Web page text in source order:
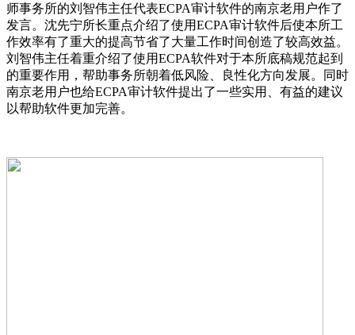
师事务所的刘智伟主任代表ECPA审计软件的南京老用户作了
发言。沈先宁所长重点介绍了使用ECPA审计软件后使本所工
作效率有了重大的提高节省了大量工作时间创造了较高效益。
刘智伟主任着重介绍了使用ECPA软件对于本所底稿规范起到
的重要作用，帮助事务所朝着低风险、良性化方向发展。同时
南京老用户也给ECPA审计软件提出了一些实用、有益的建议
以帮助软件更加完善。